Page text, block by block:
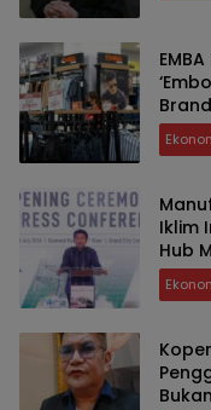
Iklim
Hub